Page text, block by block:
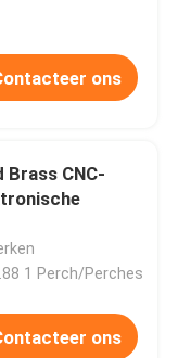
ons
Brass CNC-
1 Perch/Perches
ons